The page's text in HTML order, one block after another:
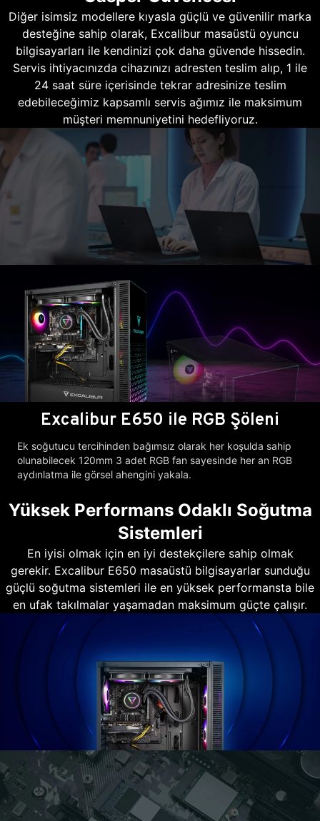
Diğer isimsiz modellere kıyasla güçlü ve güvenilir marka
desteğine sahip olarak, Excalibur masaüstü oyuncu
bilgisayarları ile kendinizi çok daha güvende hissedin.
Servis ihtiyacınızda cihazınızı adresten teslim alıp, 1 ile
24 saat süre içerisinde tekrar adresinize teslim
edebileceğimiz kapsamlı servis ağımız ile maksimum
müşteri memnuniyetini hedefliyoruz.
Excalibur E650 ile RGB Şöleni
Ek soğutucu tercihinden bağımsız olarak her koşulda sahip
olunabilecek 120mm 3 adet RGB fan sayesinde her an RGB
aydınlatma ile görsel ahengini yakala.
Yüksek Performans Odaklı Soğutma
Sistemleri
En iyisi olmak için en iyi destekçilere sahip olmak
gerekir. Excalibur E650 masaüstü bilgisayarlar sunduğu
güçlü soğutma sistemleri ile en yüksek performansta bile
en ufak takılmalar yaşamadan maksimum güçte çalışır.